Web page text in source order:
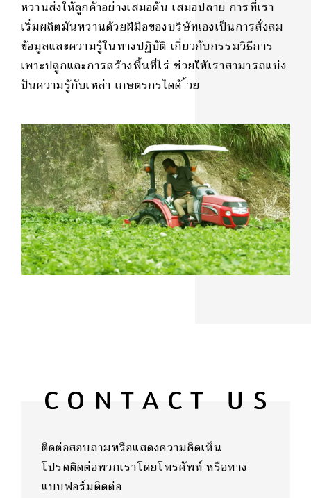
หวานส่งให้ลูกค้าอย่างเสมอต้น เสมอปลาย การที่เรา
เริ่มผลิตมันหวานด้วยฝีมือของบริษัทเองเป็นการสั่งสม
ข้อมูลและความรู้ในทางปฏิบัติ เกี่ยวกับกรรมวิธีการ
เพาะปลูกและการสร้างพื้นที่ไร่ ช่วยให้เราสามารถแบ่ง
ปันความรู้กับเหล่า เกษตรกรไดด้ ้วย
ติดต่อสอบถามหรือแสดงความคิดเห็น
โปรดติดต่อพวกเราโดยโทรศัพท์ หรือทาง
แบบฟอร์มติดต่อ